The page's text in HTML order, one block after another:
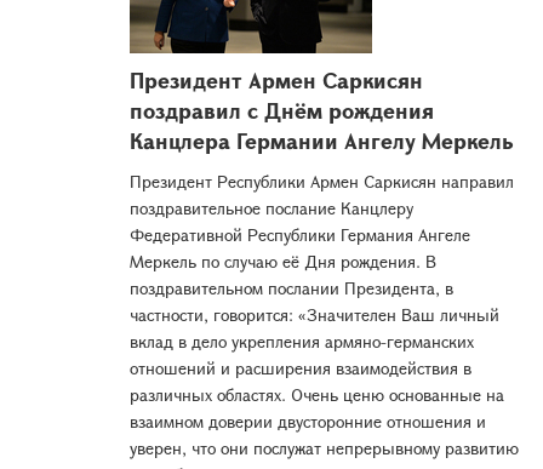
Президент Армен Саркисян
поздравил с Днём рождения
Канцлера Германии Ангелу Меркель
Президент Республики Армен Саркисян направил
поздравительное послание Канцлеру
Федеративной Республики Германия Ангеле
Меркель по случаю её Дня рождения. В
поздравительном послании Президента, в
частности, говорится: «Значителен Ваш личный
вклад в дело укрепления армяно-германских
отношений и расширения взаимодействия в
различных областях. Очень ценю основанные на
взаимном доверии двусторонние отношения и
уверен, что они послужат непрерывному развитию